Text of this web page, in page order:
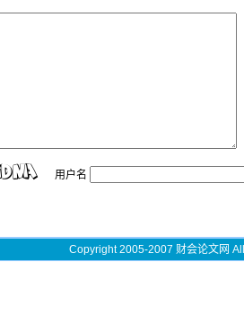
用户名
Copyright 2005-2007 财会论文网